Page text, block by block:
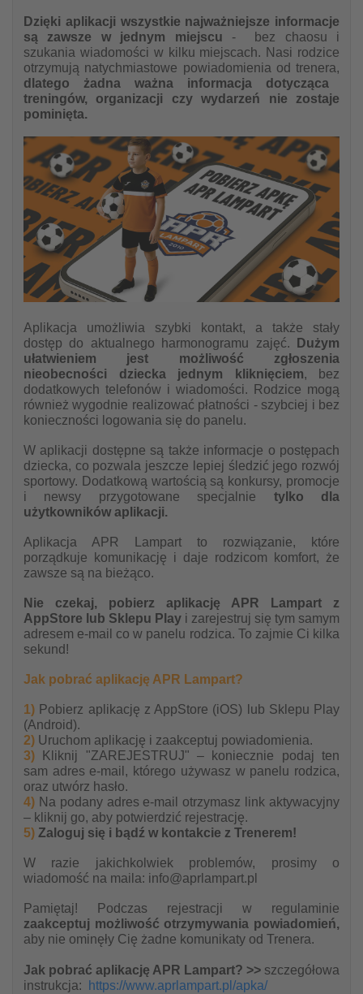
Dzięki aplikacji wszystkie najważniejsze informacje
są zawsze w jednym miejscu - bez chaosu i
szukania wiadomości w kilku miejscach. Nasi rodzice
otrzymują natychmiastowe powiadomienia od trenera,
dlatego żadna ważna informacja dotycząca
treningów, organizacji czy wydarzeń nie zostaje
pominięta.
Aplikacja umożliwia szybki kontakt, a także stały
dostęp do aktualnego harmonogramu zajęć. Dużym
ułatwieniem jest możliwość zgłoszenia
nieobecności dziecka jednym kliknięciem, bez
dodatkowych telefonów i wiadomości. Rodzice mogą
również wygodnie realizować płatności - szybciej i bez
konieczności logowania się do panelu.
W aplikacji dostępne są także informacje o postępach
dziecka, co pozwala jeszcze lepiej śledzić jego rozwój
sportowy. Dodatkową wartością są konkursy, promocje
i newsy przygotowane specjalnie tylko dla
użytkowników aplikacji.
Aplikacja APR Lampart to rozwiązanie, które
porządkuje komunikację i daje rodzicom komfort, że
zawsze są na bieżąco.
Nie czekaj, pobierz aplikację APR Lampart z
AppStore lub Sklepu Play i zarejestruj się tym samym
adresem e-mail co w panelu rodzica. To zajmie Ci kilka
sekund!
Jak pobrać aplikację APR Lampart?
1) Pobierz aplikację z AppStore (iOS) lub Sklepu Play
(Android).
2) Uruchom aplikację i zaakceptuj powiadomienia.
3)
Kliknij "ZAREJESTRUJ" – koniecznie podaj ten
sam adres e-mail, którego używasz w panelu rodzica,
oraz utwórz hasło.
4) Na podany adres e-mail otrzymasz link aktywacyjny
– kliknij go, aby potwierdzić rejestrację.
5) Zaloguj się i bądź w kontakcie z Trenerem!
W razie jakichkolwiek problemów, prosimy o
wiadomość na maila: info@aprlampart.pl
Pamiętaj! Podczas rejestracji w regulaminie
zaakceptuj możliwość otrzymywania powiadomień,
aby nie ominęły Cię żadne komunikaty od Trenera.
Jak pobrać aplikację APR Lampart? >> szczegółowa
instrukcja:
https://www.aprlampart.pl/apka/